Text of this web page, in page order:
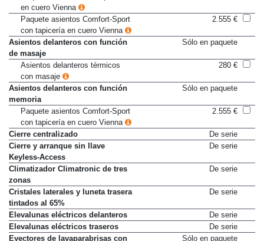
Paquete asientos con tapicería
en cuero Vienna
Paquete asientos Comfort-Sport
con tapicería en cuero Vienna
Asientos delanteros con función
de masaje
Asientos delanteros térmicos
con masaje
Asientos delanteros con función
memoria
Paquete asientos Comfort-Sport
con tapicería en cuero Vienna
Cierre centralizado
De serie
Cierre y arranque sin llave
Keyless-Access
Climatizador Climatronic de tres
zonas
Cristales laterales y luneta trasera
tintados al 65%
Elevalunas eléctricos delanteros
De serie
Elevalunas eléctricos traseros
De serie